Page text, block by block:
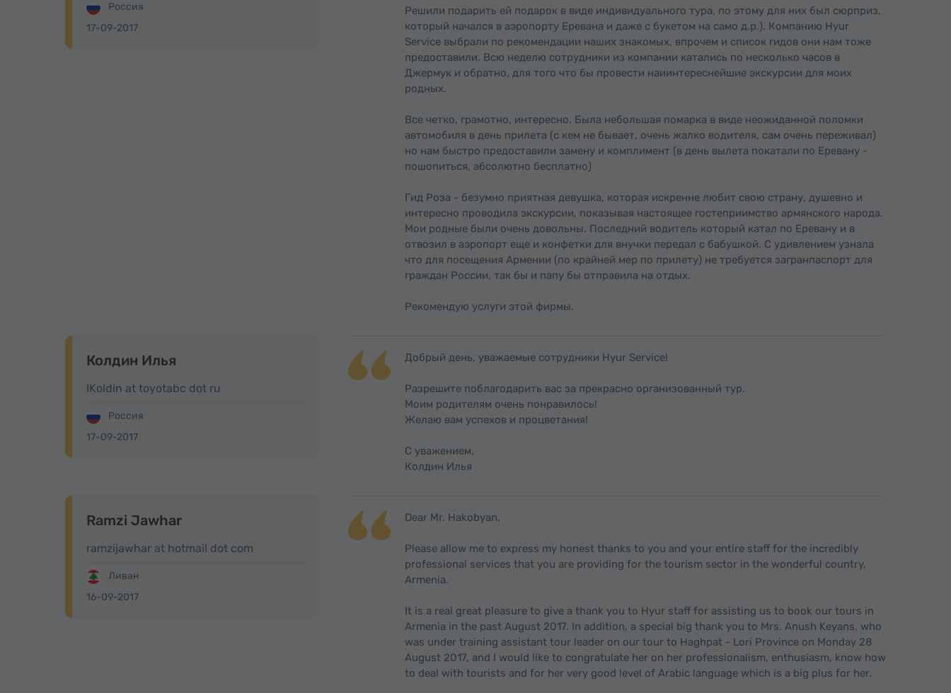
Россия
17-09-2017
Решили подарить ей подарок в виде индивидуального тура, по этому для них был сюрприз,
который начался в аэропорту Еревана и даже с букетом на само д.р.). Компанию Hyur
Service выбрали по рекомендации наших знакомых, впрочем и список гидов они нам тоже
предоставили. Всю неделю сотрудники из компании катались по несколько часов в
Джермук и обратно, для того что бы провести наиинтереснейшие экскурсии для моих
родных.
Все четко, грамотно, интересно. Была небольшая помарка в виде неожиданной поломки
автомобиля в день прилета (с кем не бывает, очень жалко водителя, сам очень переживал)
но нам быстро предоставили замену и комплимент (в день вылета покатали по Еревану -
пошопиться, абсолютно бесплатно)
Гид Роза - безумно приятная девушка, которая искренне любит свою страну, душевно и
интересно проводила экскурсии, показывая настоящее гостеприимство армянского народа.
Мои родные были очень довольны. Последний водитель который катал по Еревану и в
отвозил в аэропорт еще и конфетки для внучки передал с бабушкой. С удивлением узнала
что для посещения Армении (по крайней мер по прилету) не требуется загранпаспорт для
граждан России, так бы и папу бы отправила на отдых.
Рекомендую услуги этой фирмы.
Колдин Илья
IKoldin at toyotabc dot ru
Россия
17-09-2017
Добрый день, уважаемые сотрудники Hyur Service!
Разрешите поблагодарить вас за прекрасно организованный тур.
Моим родителям очень понравилось!
Желаю вам успехов и процветания!
С уважением,
Колдин Илья
Ramzi Jawhar
ramzijawhar at hotmail dot com
Ливан
16-09-2017
Dear Mr. Hakobyan,
Please allow me to express my honest thanks to you and your entire staff for the incredibly
professional services that you are providing for the tourism sector in the wonderful country,
Armenia.
It is a real great pleasure to give a thank you to Hyur staff for assisting us to book our tours in
Armenia in the past August 2017. In addition, a special big thank you to Mrs. Anush Keyans, who
was under training assistant tour leader on our tour to Haghpat - Lori Province on Monday 28
August 2017, and I would like to congratulate her on her professionalism, enthusiasm, know how
to deal with tourists and for her very good level of Arabic language which is a big plus for her.